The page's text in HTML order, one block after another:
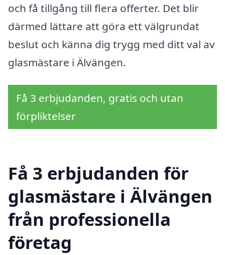
och få tillgång till flera offerter. Det blir
därmed lättare att göra ett välgrundat
beslut och känna dig trygg med ditt val av
glasmästare i Älvängen.
Få 3 erbjudanden, gratis och utan
förpliktelser
Få 3 erbjudanden för
glasmästare i Älvängen
från professionella
företag